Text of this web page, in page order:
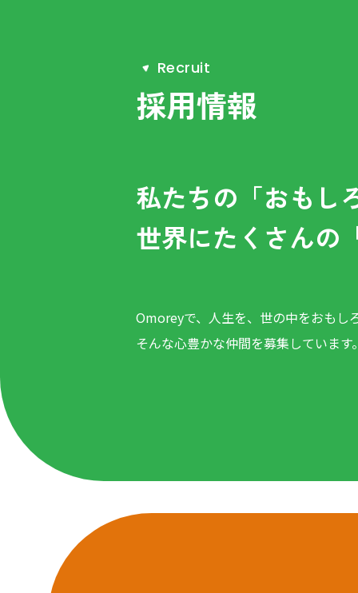
Recruit
採用情報
私たちの「おもし
世界にたくさんの
Omoreyで、人生を、世の中をおもし
そんな心豊かな仲間を募集しています